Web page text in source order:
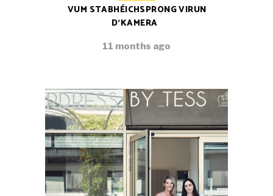
VUM STABHÉICHSPRONG VIRUN
D‘KAMERA
11 months ago